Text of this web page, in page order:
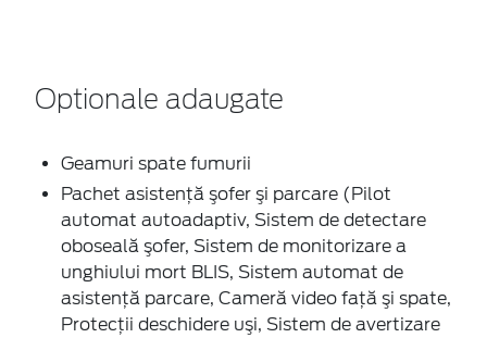
Optionale adaugate
Geamuri spate fumurii
Pachet asistenţă şofer şi parcare (Pilot
automat autoadaptiv, Sistem de detectare
oboseală şofer, Sistem de monitorizare a
unghiului mort BLIS, Sistem automat de
asistenţă parcare, Cameră video faţă şi spate,
Protecţii deschidere uşi, Sistem de avertizare